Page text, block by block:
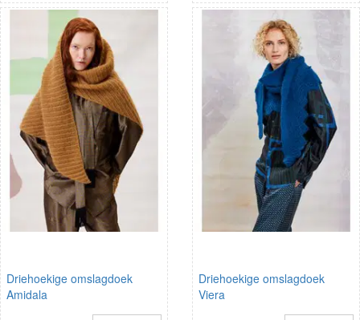
Driehoekige omslagdoek
Amidala
Driehoekige omslagdoek
Viera